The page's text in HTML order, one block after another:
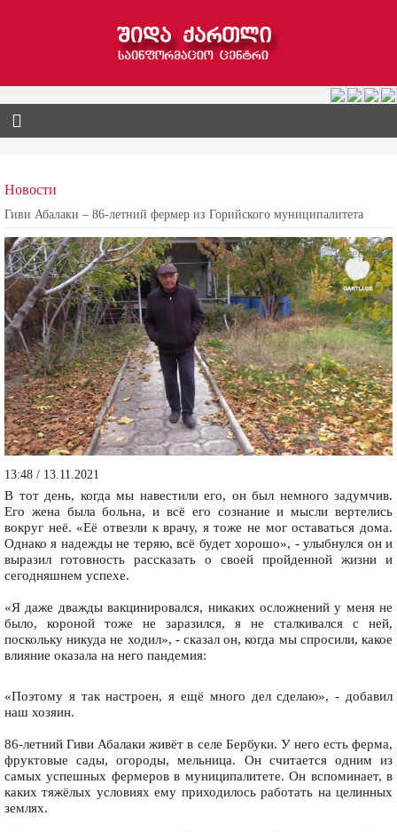
Новости
Гиви Абалаки – 86-летний фермер из Горийского муниципалитета
13:48 / 13.11.2021
В тот день, когда мы навестили его, он был немного задумчив.
Его жена была больна, и всё его сознание и мысли вертелись
вокруг неё. «Её отвезли к врачу, я тоже не мог оставаться дома.
Однако я надежды не теряю, всё будет хорошо», - улыбнулся он и
выразил готовность рассказать о своей пройденной жизни и
сегодняшнем успехе.
«Я даже дважды вакцинировался, никаких осложнений у меня не
было, короной тоже не заразился, я не сталкивался с ней,
поскольку никуда не ходил», - сказал он, когда мы спросили, какое
влияние оказала на него пандемия:
«Поэтому я так настроен, я ещё много дел сделаю», - добавил
наш хозяин.
86-летний Гиви Абалаки живёт в селе Бербуки. У него есть ферма,
фруктовые сады, огороды, мельница. Он считается одним из
самых успешных фермеров в муниципалитете. Он вспоминает, в
каких тяжёлых условиях ему приходилось работать на целинных
землях.